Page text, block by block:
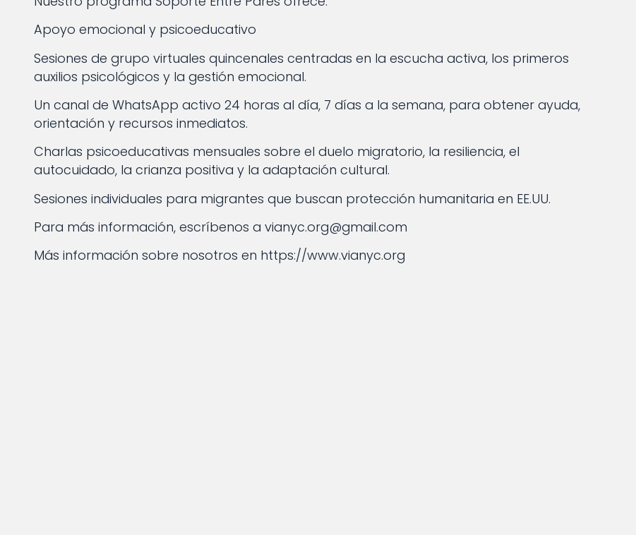
Apoyo emocional y psicoeducativo
Sesiones de grupo virtuales quincenales centradas en la escucha activa, los primeros
auxilios psicológicos y la gestión emocional.
Un canal de WhatsApp activo 24 horas al día, 7 días a la semana, para obtener ayuda,
orientación y recursos inmediatos.
Charlas psicoeducativas mensuales sobre el duelo migratorio, la resiliencia, el
autocuidado, la crianza positiva y la adaptación cultural.
Sesiones individuales para migrantes que buscan protección humanitaria en EE.UU.
Para más información, escríbenos a vianyc.org@gmail.com
Más información sobre nosotros en https://www.vianyc.org